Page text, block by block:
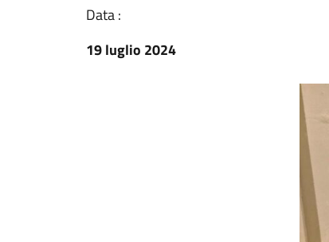
Data :
19 luglio 2024